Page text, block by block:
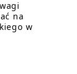
na
w